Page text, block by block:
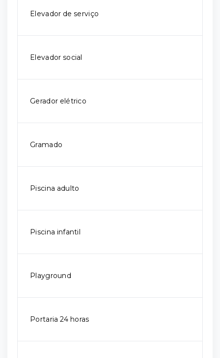
Elevador de serviço
Elevador social
Gerador elétrico
Gramado
Piscina adulto
Piscina infantil
Playground
Portaria 24 horas